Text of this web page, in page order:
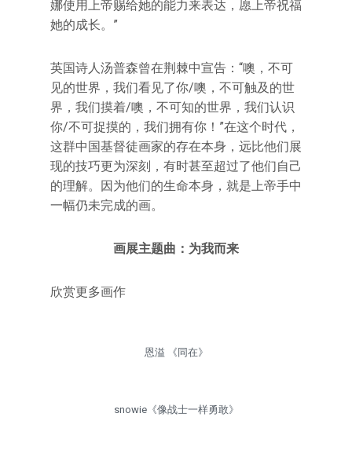
娜使用上帝赐给她的能力来表达，愿上帝祝福
她的成长。”
英国诗人汤普森曾在荆棘中宣告：“噢，不可
见的世界，我们看见了你/噢，不可触及的世
界，我们摸着/噢，不可知的世界，我们认识
你/不可捉摸的，我们拥有你！”在这个时代，
这群中国基督徒画家的存在本身，远比他们展
现的技巧更为深刻，有时甚至超过了他们自己
的理解。因为他们的生命本身，就是上帝手中
一幅仍未完成的画。
画展主题曲：为我而来
欣赏更多画作
恩溢 《同在》
snowie《像战士一样勇敢》